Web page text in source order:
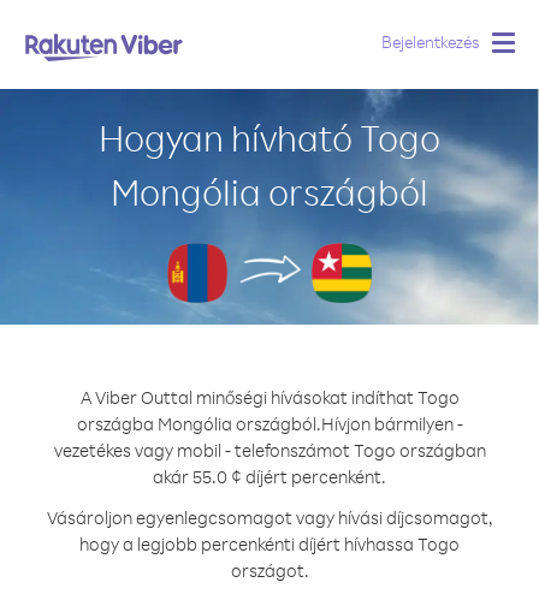
Bejelentkezés
Hogyan hívható Togo
Mongólia országból
A Viber Outtal minőségi hívásokat indíthat Togo
országba Mongólia országból.Hívjon bármilyen -
vezetékes vagy mobil - telefonszámot Togo országban
akár 55.0 ¢ díjért percenként.
Vásároljon egyenlegcsomagot vagy hívási díjcsomagot,
hogy a legjobb percenkénti díjért hívhassa Togo
országot.